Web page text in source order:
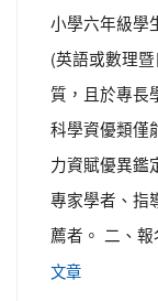
小學六年級學
(英語或數理
質，且於專長
科學資優類僅
力資賦優異鑑
專家學者、指
薦者。 二、
文章